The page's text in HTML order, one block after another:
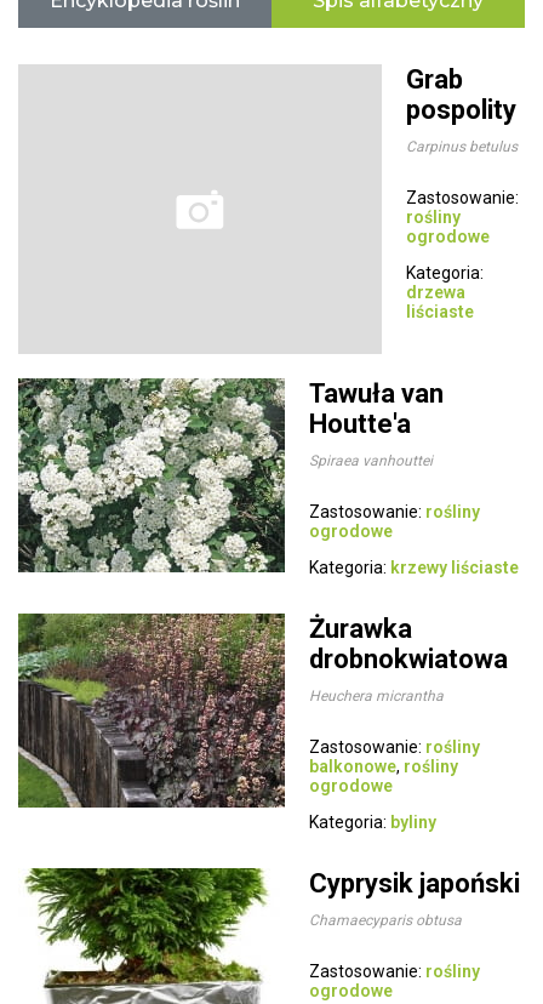
Grab
pospolity
Carpinus betulus
Zastosowanie:
rośliny
ogrodowe
Kategoria:
drzewa
liściaste
Tawuła van
Houtte'a
Spiraea vanhouttei
Zastosowanie: rośliny
ogrodowe
Kategoria: krzewy liściaste
Żurawka
drobnokwiatowa
Heuchera micrantha
Zastosowanie: rośliny
balkonowe, rośliny
ogrodowe
Kategoria: byliny
Cyprysik japoński
Chamaecyparis obtusa
Zastosowanie: rośliny
ogrodowe